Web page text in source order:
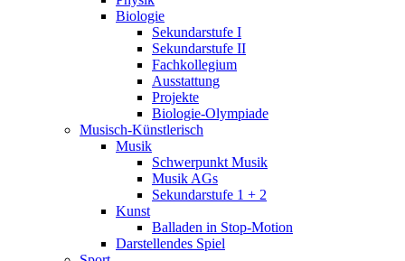
Biologie
Sekundarstufe I
Sekundarstufe II
Fachkollegium
Ausstattung
Projekte
Biologie-Olympiade
Musisch-Künstlerisch
Musik
Schwerpunkt Musik
Musik AGs
Sekundarstufe 1 + 2
Kunst
Balladen in Stop-Motion
Darstellendes Spiel